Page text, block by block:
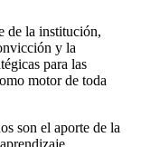
de la institución,
y la
para las
motor de toda
son el aporte de la